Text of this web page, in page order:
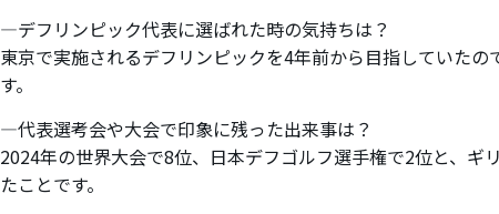
―デフリンピック代表に選ばれた時の気持ちは？
東京で実施されるデフリンピックを4年前から目指していたの
す。
―代表選考会や大会で印象に残った出来事は？
2024年の世界大会で8位、日本デフゴルフ選手権で2位と、ギ
たことです。